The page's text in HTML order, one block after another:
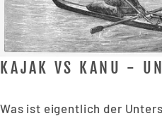
KAJAK VS KANU -
Was ist eigentlich der